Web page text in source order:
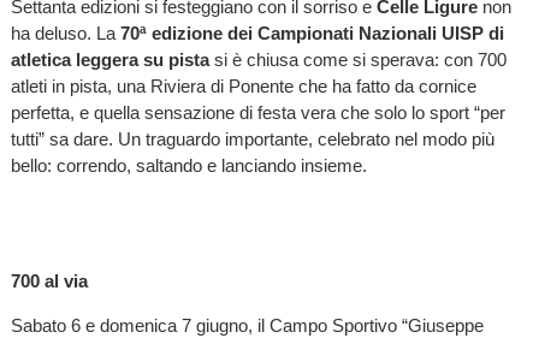
Settanta edizioni si festeggiano con il sorriso e Celle Ligurenon
ha deluso. La 70ª edizione dei Campionati Nazionali UISP di
atletica leggera su pistasi è chiusa come si sperava: con 700
atleti in pista, una Riviera di Ponente che ha fatto da cornice
perfetta, e quella sensazione di festa vera che solo lo sport “per
tutti” sa dare. Un traguardo importante, celebrato nel modo più
bello: correndo, saltando e lanciando insieme.
700 al via
Sabato 6 e domenica 7 giugno, il Campo Sportivo “Giuseppe